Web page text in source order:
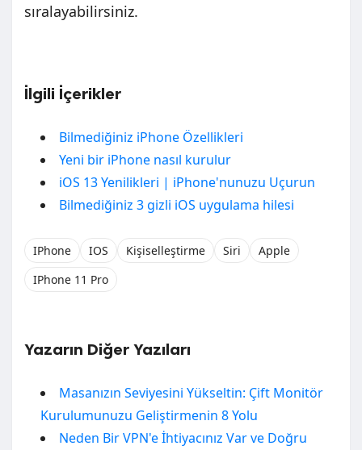
sıralayabilirsiniz.
İlgili İçerikler
Bilmediğiniz iPhone Özellikleri
Yeni bir iPhone nasıl kurulur
iOS 13 Yenilikleri | iPhone'nunuzu Uçurun
Bilmediğiniz 3 gizli iOS uygulama hilesi
IPhone IOS Kişiselleştirme Siri
Apple
IPhone 11 Pro
Yazarın Diğer Yazıları
Masanızın Seviyesini Yükseltin: Çift Monitör
Kurulumunuzu Geliştirmenin 8 Yolu
Neden Bir VPN'e İhtiyacınız Var ve Doğru